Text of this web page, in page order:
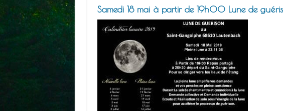
Samedi 18 mai à partir de 19h00 Lune de